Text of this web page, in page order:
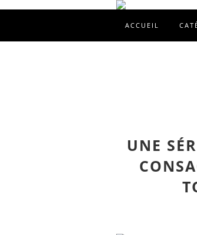
ACCUEIL
UNE